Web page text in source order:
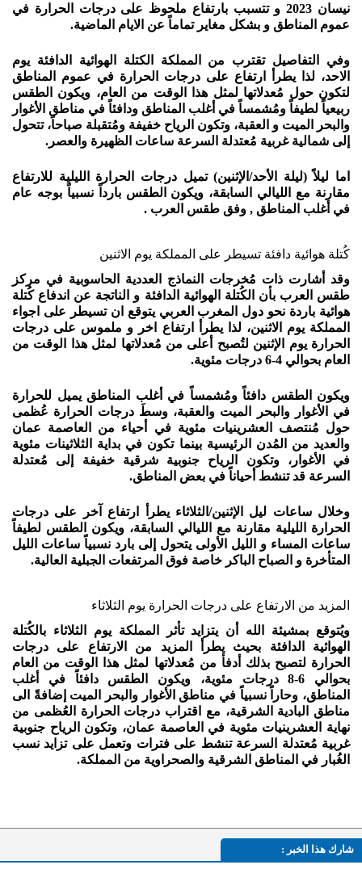
نيسان 2023 و تتسبب بارتفاع ملحوظ على درجات الحرارة في
عموم المناطق و بشكل مغاير تماماً عن الايام الماضية.
وفي التفاصيل تقترب من المملكة الكتلة الهوائية الدافئة يوم
الاحد، لذا يطرأ ارتفاع على درجات الحرارة في عموم المناطق
لتكون حول مُعدلاتها لمثل هذا الوقت من العام، ويكون الطقس
ربيعياً لطيفاً ومُشمساً في أغلب المناطق ودافئاً في مناطق الأغوار
والبحر الميت و العقبة، وتكون الرياح خفيفة ومُتقبلة صباحاً، تتحول
إلى شمالية غربية مُعتدلة السرعة ساعات الظهيرة والعصر.
اما ليلاً (ليلة الأحد/الإثنين) تميل درجات الحرارة الليلية للارتفاع
مقارنة مع الليالي السابقة، ويكون الطقس بارداً نسبياً بوجه عام
في أغلب المناطق , وفق طقس العرب .
كُتلة هوائية دافئة تسيطر على المملكة يوم الاثنين
وقد أشارت ذات مُخرجات النماذج العددية الحاسوبية في مركز
طقس العرب بأن الكُتلة الهوائية الدافئة و الناتجة عن اندفاع كُتلة
هوائية باردة نحو دول المغرب العربي يتوقع ان تسيطر على اجواء
المملكة يوم الاثنين، لذا يطرأ ارتفاع اخر و ملموس على درجات
الحرارة يوم الإثنين لتُصبح أعلى من مُعدلاتها لمثل هذا الوقت من
العام بحوالي 4-6 درجات مئوية.
ويكون الطقس دافئاً ومُشمساً في أغلب المناطق يميل للحرارة
في الأغوار والبحر الميت والعقبة، وسطَ درجات الحرارة عُظمى
حول مُنتصف العشرينيات مئوية في أحياء من العاصمة عمان
والعديد من المُدن الرئيسية بينما تكون في بداية الثلاثينات مئوية
في الأغوار، وتكون الرياح جنوبية شرقية خفيفة إلى مُعتدلة
السرعة قد تنشط أحياناً في بعض المناطق.
وخلال ساعات ليل الإثنين/الثلاثاء يطرأ ارتفاع آخر على درجات
الحرارة الليلية مقارنة مع الليالي السابقة، ويكون الطقس لطيفاً
ساعات المساء و الليل الأولى يتحول إلى بارد نسبياً ساعات الليل
المتأخرة و الصباح الباكر خاصة فوق المرتفعات الجبلية العالية.
المزيد من الارتفاع على درجات الحرارة يوم الثلاثاء
ويُتوقع بمشيئة الله أن يتزايد تأثر المملكة يوم الثلاثاء بالكُتلة
الهوائية الدافئة بحيث يطرأ المزيد من الارتفاع على درجات
الحرارة لتصبح بذلك أدفأ من مُعدلاتها لمثل هذا الوقت من العام
بحوالي 6-8 درجات مئوية، ويكون الطقس دافئاً في أغلب
المناطق، وحاراً نسبياً في مناطق الأغوار والبحر الميت إضافةً الى
مناطق البادية الشرقية، مع اقتراب درجات الحرارة العُظمى من
نهاية العشرينيات مئوية في العاصمة عمان، وتكون الرياح جنوبية
غربية مُعتدلة السرعة تنشط على فترات وتعمل على تزايد نسب
الغُبار في المناطق الشرقية والصحراوية من المملكة.
شارك هذا الخبر :